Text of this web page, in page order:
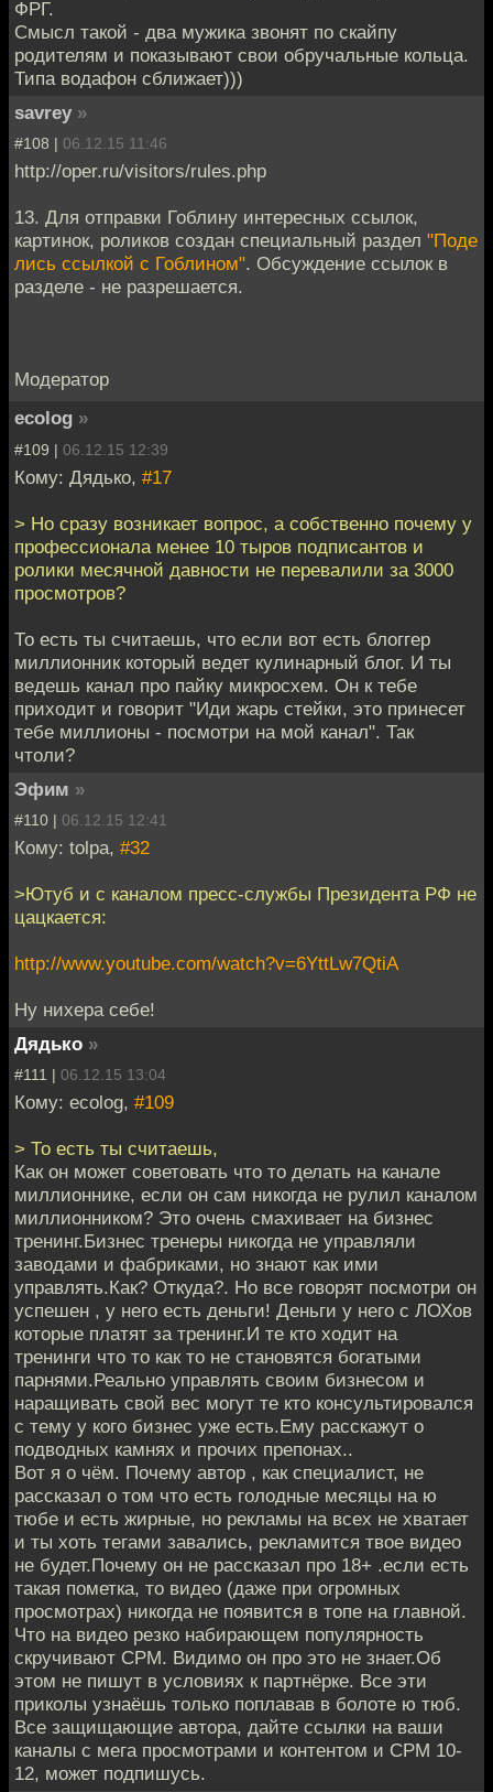
ФРГ.
Смысл такой - два мужика звонят по скайпу
родителям и показывают свои обручальные кольца.
Типа водафон сближает)))
savrey »
#108 | 06.12.15 11:46
http://oper.ru/visitors/rules.php
13. Для отправки Гоблину интересных ссылок,
картинок, роликов создан специальный раздел "Поде
лись ссылкой с Гоблином". Обсуждение ссылок в
разделе - не разрешается.
Модератор
ecolog »
#109 | 06.12.15 12:39
Кому: Дядько, #17
> Но сразу возникает вопрос, а собственно почему у
профессионала менее 10 тыров подписантов и
ролики месячной давности не перевалили за 3000
просмотров?
То есть ты считаешь, что если вот есть блоггер
миллионник который ведет кулинарный блог. И ты
ведешь канал про пайку микросхем. Он к тебе
приходит и говорит "Иди жарь стейки, это принесет
тебе миллионы - посмотри на мой канал". Так
чтоли?
Эфим »
#110 | 06.12.15 12:41
Кому: tolpa, #32
>Ютуб и с каналом пресс-службы Президента РФ не
цацкается:
http://www.youtube.com/watch?v=6YttLw7QtiA
Ну нихера себе!
Дядько »
#111 | 06.12.15 13:04
Кому: ecolog, #109
> То есть ты считаешь,
Как он может советовать что то делать на канале
миллионнике, если он сам никогда не рулил каналом
миллионником? Это очень смахивает на бизнес
тренинг.Бизнес тренеры никогда не управляли
заводами и фабриками, но знают как ими
управлять.Как? Откуда?. Но все говорят посмотри он
успешен , у него есть деньги! Деньги у него с ЛОХов
которые платят за тренинг.И те кто ходит на
тренинги что то как то не становятся богатыми
парнями.Реально управлять своим бизнесом и
наращивать свой вес могут те кто консультировался
с тему у кого бизнес уже есть.Ему расскажут о
подводных камнях и прочих препонах..
Вот я о чём. Почему автор , как специалист, не
рассказал о том что есть голодные месяцы на ю
тюбе и есть жирные, но рекламы на всех не хватает
и ты хоть тегами завались, рекламится твое видео
не будет.Почему он не рассказал про 18+ .если есть
такая пометка, то видео (даже при огромных
просмотрах) никогда не появится в топе на главной.
Что на видео резко набирающем популярность
скручивают CPM. Видимо он про это не знает.Об
этом не пишут в условиях к партнёрке. Все эти
приколы узнаёшь только поплавав в болоте ю тюб.
Все защищающие автора, дайте ссылки на ваши
каналы с мега просмотрами и контентом и CPM 10-
12, может подпишусь.